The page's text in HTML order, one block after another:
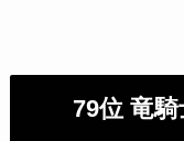
79位 竜